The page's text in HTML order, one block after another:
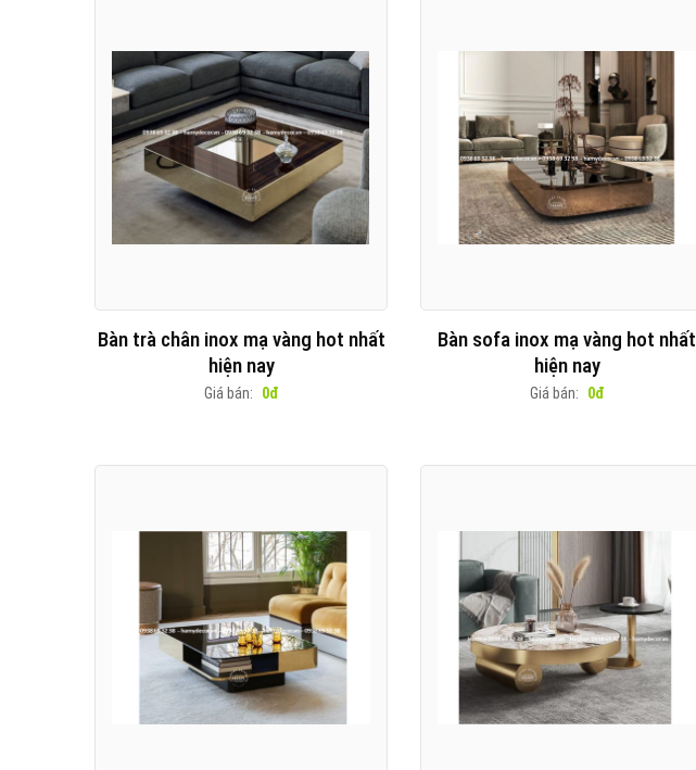
Bàn trà chân inox mạ vàng hot nhất
hiện nay
Giá bán: 0đ
Bàn sofa inox mạ vàng hot nhất
hiện nay
Giá bán: 0đ